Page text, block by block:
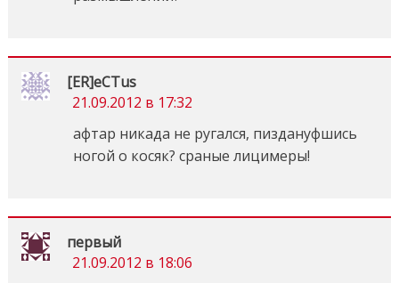
[ER]eCTus
21.09.2012 в 17:32
афтар никада не ругался, пиздануфшись
ногой о косяк? сраные лицимеры!
первый
21.09.2012 в 18:06